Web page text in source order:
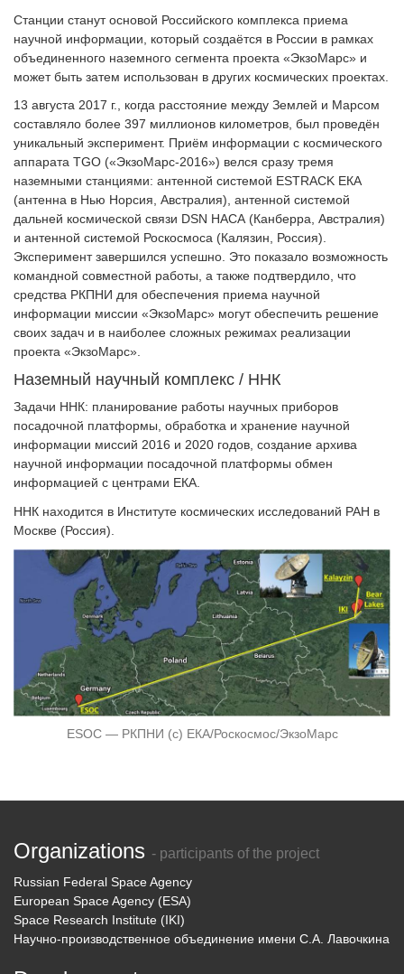
Станции станут основой Российского комплекса приема
научной информации, который создаётся в России в рамках
объединенного наземного сегмента проекта «ЭкзоМарс» и
может быть затем использован в других космических проектах.
13 августа 2017 г., когда расстояние между Землей и Марсом
составляло более 397 миллионов километров, был проведён
уникальный эксперимент. Приём информации с космического
аппарата TGO («ЭкзоМарс-2016») велся сразу тремя
наземными станциями: антенной системой ESTRACK ЕКА
(антенна в Нью Норсия, Австралия), антенной системой
дальней космической связи DSN НАСА (Канберра, Австралия)
и антенной системой Роскосмоса (Калязин, Россия).
Эксперимент завершился успешно. Это показало возможность
командной совместной работы, а также подтвердило, что
средства РКПНИ для обеспечения приема научной
информации миссии «ЭкзоМарс» могут обеспечить решение
своих задач и в наиболее сложных режимах реализации
проекта «ЭкзоМарс».
Наземный научный комплекс / ННК
Задачи ННК: планирование работы научных приборов
посадочной платформы, обработка и хранение научной
информации миссий 2016 и 2020 годов, создание архива
научной информации посадочной платформы обмен
информацией с центрами ЕКА.
ННК находится в Институте космических исследований РАН в
Москве (Россия).
ESOC — РКПНИ (с) ЕКА/Роскосмос/ЭкзоМарс
Organizations - participants of the project
Russian Federal Space Agency
European Space Agency (ESA)
Space Research Institute (IKI)
Научно-производственное объединение имени С.А. Лавочкина